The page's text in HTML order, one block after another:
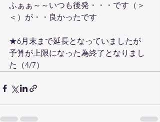
ふぁぁ～～いつも後発・・・です（＞
＜）が・・良かったです
★6月末まで延長となっていましたが
予算が上限になった為終了となりまし
た（4/7）